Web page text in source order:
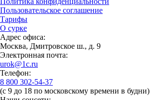
Пользовательское соглашение
Тарифы
О сурке
Адрес офиса:
Москва, Дмитровское ш., д. 9
Электронная почта:
urok@1c.ru
Телефон:
8 800 302-54-37
(с 9 до 18 по московскому времени в будни)